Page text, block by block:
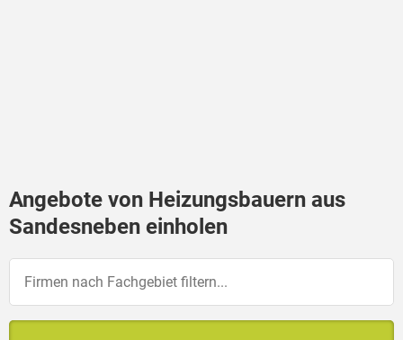
Angebote von Heizungsbauern aus
Sandesneben einholen